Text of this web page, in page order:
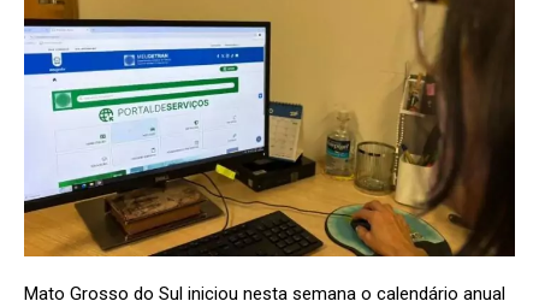
Mato Grosso do Sul iniciou nesta semana o calendário anual